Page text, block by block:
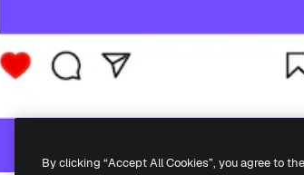
By clicking “Accept All Cookies”, you agree to